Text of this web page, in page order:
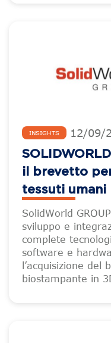
INSIGHTS 12/09/
il brevetto
tessuti umani
SolidWorld
sviluppo e
complete
software e
l’acquisizione del
biostampante in